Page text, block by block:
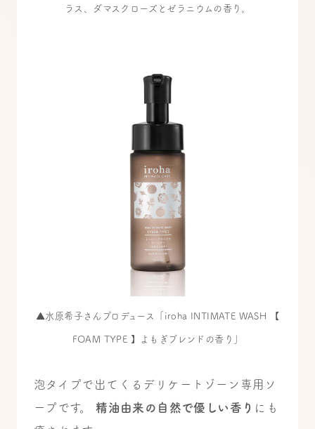
ラス、ダマスクローズとゼラニウムの香り。
▲水原希子さんプロデュース「iroha INTIMATE WASH 【
FOAM TYPE 】よもぎブレンドの香り」
泡タイプで出てくるデリケートゾーン専用ソ
ープです。
精油由来の自然で優しい香り にも